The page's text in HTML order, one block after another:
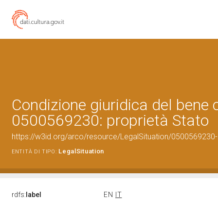
Condizione giuridica del bene
0500569230: proprietà Stato
https://w3id.org/arco/resource/LegalSituation/
ENTITÀ DI TIPO: LegalSituation
rdfs: label EN
IT